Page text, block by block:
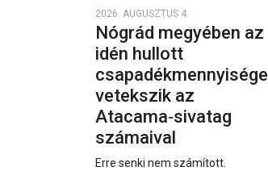
2026. AUGUSZTUS 4.
Nógrád megyében az
idén hullott
csapadékmennyisége
vetekszik az
Atacama‑sivatag
számaival
Erre senki nem számított.